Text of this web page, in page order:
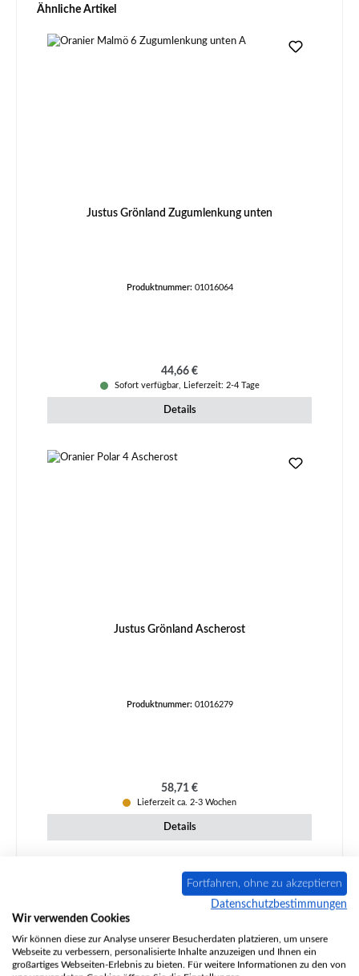
Produktgalerie überspringen
Ähnliche Artikel
Justus Grönland Zugumlenkung unten
Produktnummer: 01016064
Regulärer Preis:
44,66 €
Sofort verfügbar, Lieferzeit: 2-4 Tage
Details
Justus Grönland Ascherost
Produktnummer: 01016279
Regulärer Preis:
58,71 €
Lieferzeit ca. 2-3 Wochen
Details
Fortfahren, ohne zu akzeptieren
Datenschutzbestimmungen
Wir verwenden Cookies
Wir können diese zur Analyse unserer Besucherdaten platzieren, um unsere
Webseite zu verbessern, personalisierte Inhalte anzuzeigen und Ihnen ein
großartiges Webseiten-Erlebnis zu bieten. Für weitere Informationen zu den von